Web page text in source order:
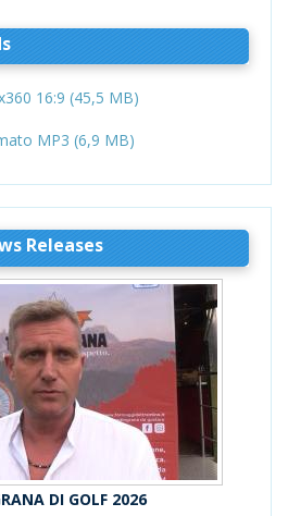
16:9 (45,5 MB)
MP3 (6,9 MB)
Releases
DI GOLF 2026